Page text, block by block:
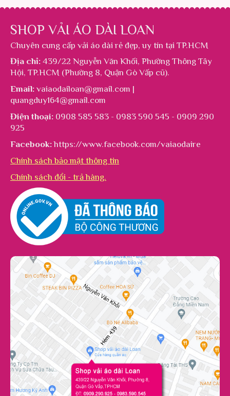
SHOP VẢI ÁO DÀI LOAN
Chuyên cung cấp vải áo dài rẻ đẹp, uy tín tại TP.HCM
Địa chỉ: 439/22 Nguyễn Văn Khối, Phường Thông Tây
Hội, TP.HCM (Phường 8, Quận Gò Vấp cũ).
Email: vaiaodailoan@gmail.com |
quangduy164@gmail.com
Điện thoại: 0908 585 583 - 0983 590 545 - 0909 290
925
Facebook: https://www.facebook.com/vaiaodaire
Chính sách bảo mật thông tin
Chính sách đổi - trả hàng.